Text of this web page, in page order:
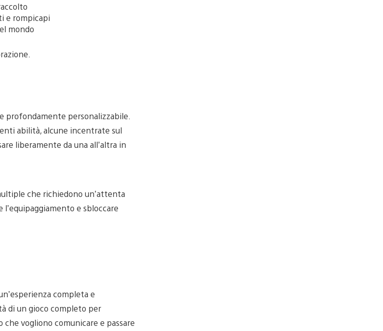
e rompicapi
mondo
profondamente personalizzabile.
abilità, alcune incentrate sul
liberamente da una all’altra in
che richiedono un’attenta
e sbloccare
completa e
di un gioco completo per
vogliono comunicare e passare